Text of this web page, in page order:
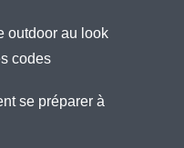
outdoor au look
codes
se préparer à